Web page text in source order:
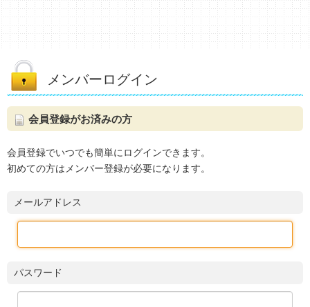
メンバーログイン
会員登録がお済みの方
会員登録でいつでも簡単にログインできます。
初めての方はメンバー登録が必要になります。
メールアドレス
パスワード